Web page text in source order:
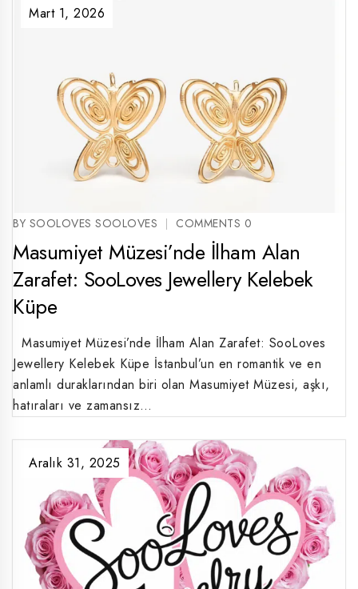
BY SOOLOVES SOOLOVES
Mart 1, 2026
COMMENTS 0
Masumiyet Müzesi’nde İlham Alan
Zarafet: SooLoves Jewellery Kelebek
Küpe
Masumiyet Müzesi’nde İlham Alan Zarafet: SooLoves
Jewellery Kelebek Küpe İstanbul’un en romantik ve en
anlamlı duraklarından biri olan Masumiyet Müzesi, aşkı,
hatıraları ve zamansız…
Aralık 31, 2025